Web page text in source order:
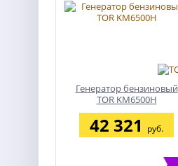
Генератор бензиновый
TOR KM6500H
42 321 руб.